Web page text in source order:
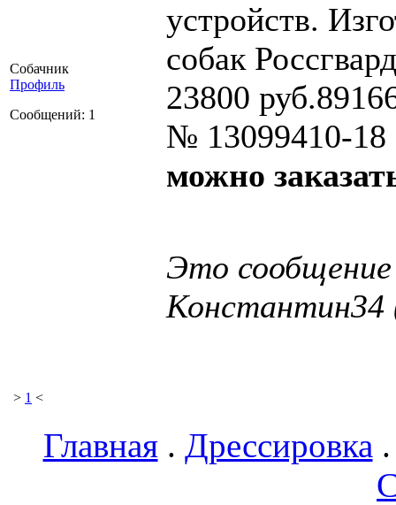
Собачник
Профиль
Сообщений: 1
устройств.
собак
23800
№ 13099410-
можно
Это
Константин34
> 1 <
Главная. Дрессировка